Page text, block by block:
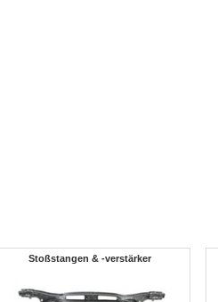
Stoßstangen & -verstärker